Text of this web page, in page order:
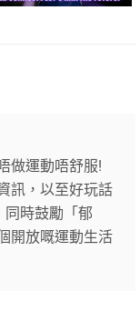
做運動唔舒服!
訊，以至好玩話
同時鼓勵「郁
開放嘅運動生活